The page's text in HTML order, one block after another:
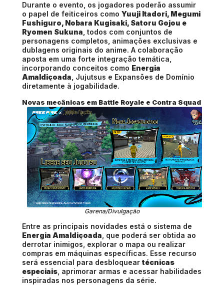
Durante o evento, os jogadores poderão assumir
o papel de feiticeiros como Yuuji Itadori, Megumi
Fushiguro, Nobara Kugisaki, Satoru Gojou e
Ryomen Sukuna , todos com conjuntos de
personagens completos, animações exclusivas e
dublagens originais do anime. A colaboração
aposta em uma forte integração temática,
incorporando conceitos como Energia
Amaldiçoada , Jujutsus e Expansões de Domínio
diretamente à jogabilidade.
Novas mecânicas em Battle Royale e Contra Squad
Garena/Divulgação
Entre as principais novidades está o sistema de
Energia Amaldiçoada , que poderá ser obtida ao
derrotar inimigos, explorar o mapa ou realizar
compras em máquinas específicas. Esse recurso
será essencial para desbloquear técnicas
especiais , aprimorar armas e acessar habilidades
inspiradas nos personagens da série.